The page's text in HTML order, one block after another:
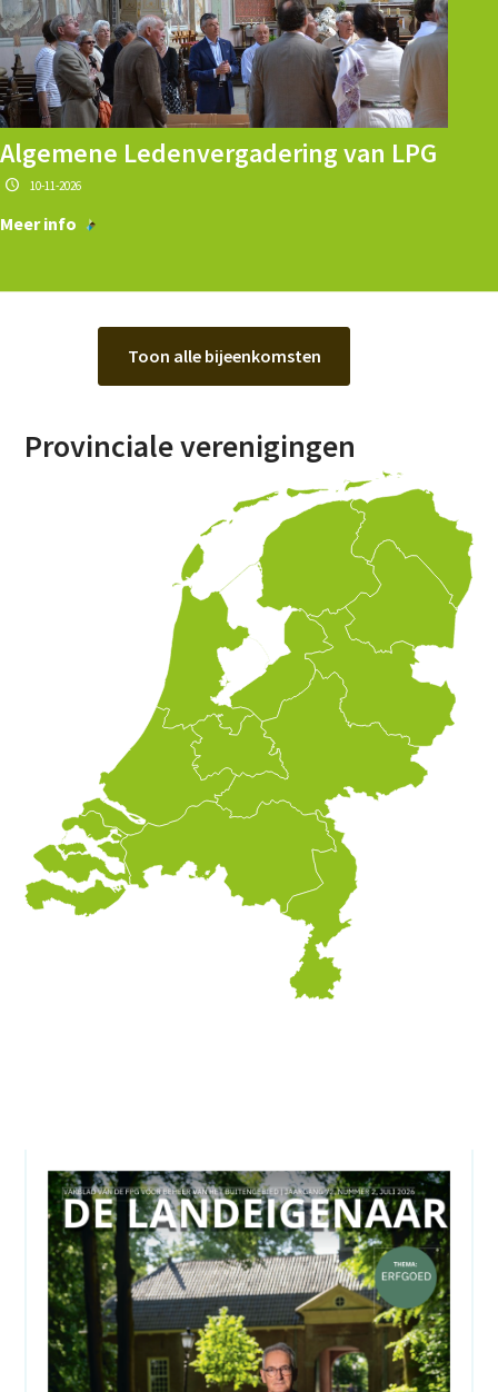
Algemene Ledenvergadering van LPG
10-11-2026
Meer info
Toon alle bijeenkomsten
Provinciale verenigingen